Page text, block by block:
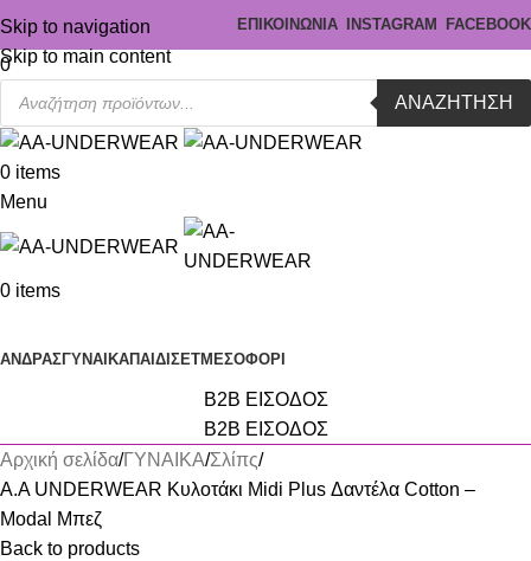
Skip to navigation
Skip to main content
ΕΠΙΚΟΙΝΩΝΙΑ INSTAGRAM FACEBOOK
0
ΑΝΑΖΉΤΗΣΗ
0 items
Menu
0 items
ΑΝΔΡΑΣΓΥΝΑΙΚΑΠΑΙΔΙ ΣΕΤΜΕΣΟΦΟΡΙ
B2B ΕΙΣΟΔΟΣ
B2B ΕΙΣΟΔΟΣ
Αρχική σελίδα ΓΥΝΑΙΚΑ Σλίπς
Α.A UNDERWEAR Κυλοτάκι Midi Plus Δαντέλα Cotton –
Modal Μπεζ
Back to products